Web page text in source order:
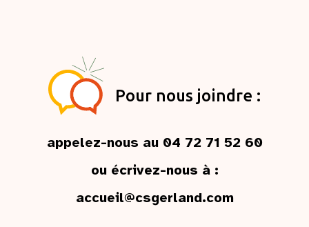
Pour nous joindre :
appelez-nous au 04 72 71 52 60
ou écrivez-nous à :
accueil@csgerland.com